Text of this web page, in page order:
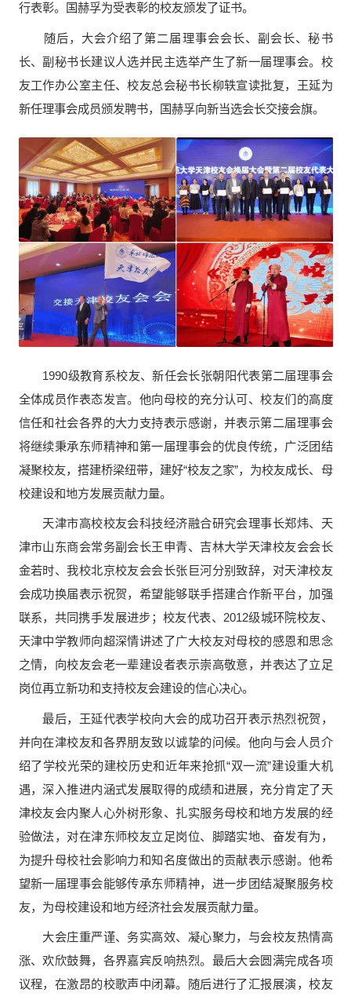
行表彰。国赫孚为受表彰的校友颁发了证书。
随后，大会介绍了第二届理事会会长、副会长、秘书
长、副秘书长建议人选并民主选举产生了新一届理事会。校
友工作办公室主任、校友总会秘书长柳轶宣读批复，王延为
新任理事会成员颁发聘书，国赫孚向新当选会长交接会旗。
1990级教育系校友、新任会长张朝阳代表第二届理事会
全体成员作表态发言。他向母校的充分认可、校友们的高度
信任和社会各界的大力支持表示感谢，并表示第二届理事会
将继续秉承东师精神和第一届理事会的优良传统，广泛团结
凝聚校友，搭建桥梁纽带，建好“校友之家”，为校友成长、母
校建设和地方发展贡献力量。
天津市高校校友会科技经济融合研究会理事长郑炜、天
津市山东商会常务副会长王申青、吉林大学天津校友会会长
金若时、我校北京校友会会长张巨河分别致辞，对天津校友
会成功换届表示祝贺，希望能够联手搭建合作新平台，加强
联系，共同携手发展进步；校友代表、2012级城环院校友、
天津中学教师向超深情讲述了广大校友对母校的感恩和思念
之情，向校友会老一辈建设者表示崇高敬意，并表达了立足
岗位再立新功和支持校友会建设的信心决心。
最后，王延代表学校向大会的成功召开表示热烈祝贺，
并向在津校友和各界朋友致以诚挚的问候。他向与会人员介
绍了学校光荣的建校历史和近年来抢抓“双一流”建设重大机
遇，深入推进内涵式发展取得的成绩和进展，充分肯定了天
津校友会内聚人心外树形象、扎实服务母校和地方发展的经
验做法，对在津东师校友立足岗位、脚踏实地、奋发有为，
为提升母校社会影响力和知名度做出的贡献表示感谢。他希
望新一届理事会能够传承东师精神，进一步团结凝聚服务校
友，为母校建设和地方经济社会发展贡献力量。
大会庄重严谨、务实高效、凝心聚力，与会校友热情高
涨、欢欣鼓舞，各界嘉宾反响热烈。最后大会圆满完成各项
议程，在激昂的校歌声中闭幕。随后进行了汇报展演，校友